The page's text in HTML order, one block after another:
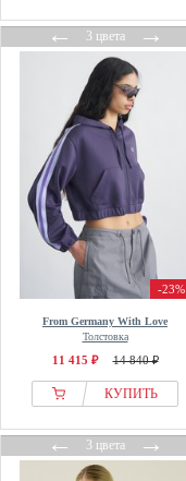
←3 цвета→
-23%
From Germany With Love
Толстовка
11 415 ₽ 14 840 ₽
КУПИТЬ
←3 цвета→